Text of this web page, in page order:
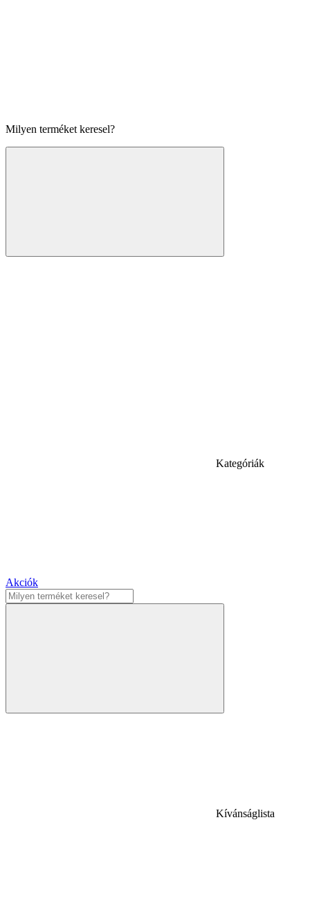
Milyen terméket keresel?
Kategóriák
Akciók
Kívánságlista